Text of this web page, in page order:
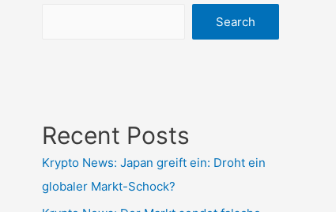
Search
Recent Posts
Krypto News: Japan greift ein: Droht ein
globaler Markt-Schock?